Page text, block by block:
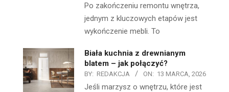
Po zakończeniu remontu wnętrza,
jednym z kluczowych etapów jest
wykończenie mebli. To
Biała kuchnia z drewnianym
blatem – jak połączyć?
BY: REDAKCJA ON: 13 MARCA, 2026
Jeśli marzysz o wnętrzu, które jest